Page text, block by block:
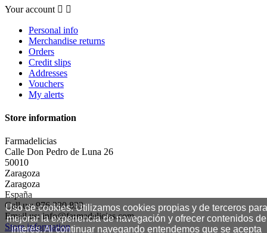
Your account  
Personal info
Merchandise returns
Orders
Credit slips
Addresses
Vouchers
My alerts
Store information
Farmadelicias
Calle Don Pedro de Luna 26
50010
Zaragoza
Zaragoza
España
Call us:976 330 833
Email us:info@farmadelicias.com
Store information
Uso de cookies: Utilizamos cookies propias y de terceros para
mejorar la experiencia de navegación y ofrecer contenidos de
interés. Al continuar navegando entendemos que se acepta